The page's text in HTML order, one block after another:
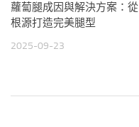
蘿蔔腿成因與解決方案：從
根源打造完美腿型
2025-09-23